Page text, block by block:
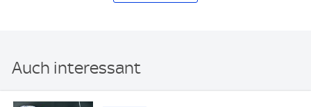
Auch interessant